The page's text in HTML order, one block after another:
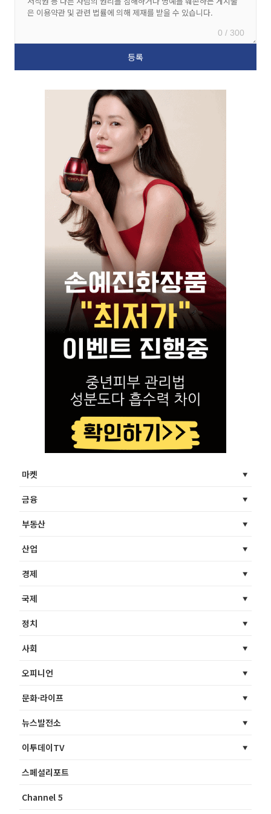
0 / 300
마켓
금융
부동산
산업
경제
국제
정치
사회
오피니언
문화·라이프
뉴스발전소
이투데이TV
스페셜리포트
Channel 5